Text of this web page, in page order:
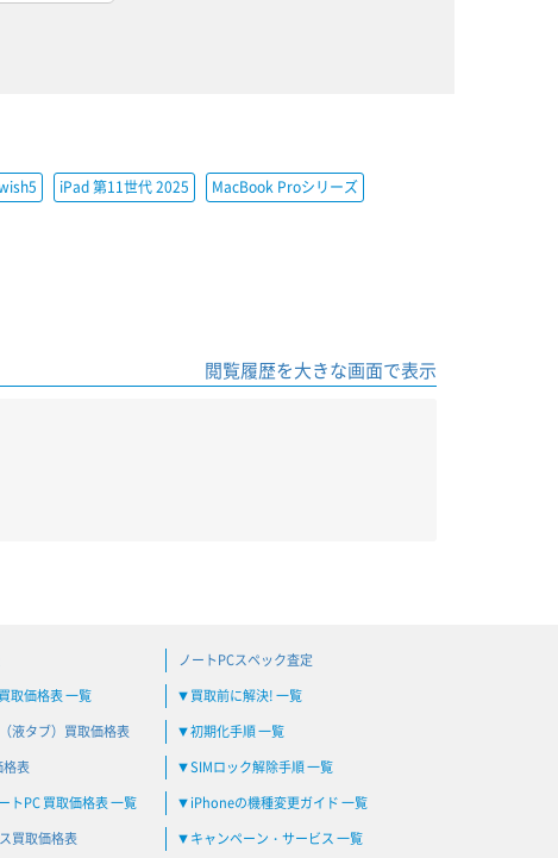
iPad 第11世代 2025 MacBook Proシリーズ
閲覧履歴を大きな画面で表示
取価格表 一覧
液タブ）買取価格表
格表
トPC 買取価格表 一覧
買取価格表
ノートPCスペック査定
▼ 買取前に解決! 一覧
▼ 初期化手順 一覧
▼ SIMロック解除手順 一覧
▼ iPhoneの機種変更ガイド 一覧
▼ キャンペーン・サービス 一覧